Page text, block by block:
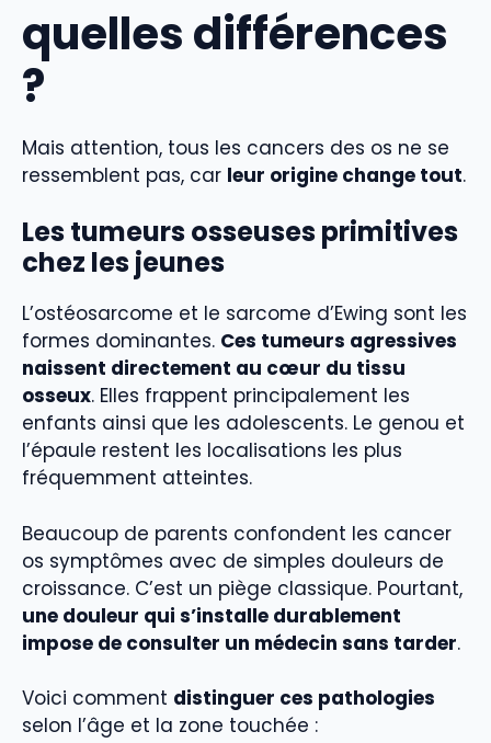
quelles différences
?
Mais attention, tous les cancers des os ne se
ressemblent pas, car leur origine change tout.
Les tumeurs osseuses primitives
chez les jeunes
L’ostéosarcome et le sarcome d’Ewing sont les
formes dominantes. Ces tumeurs agressives
naissent directement au cœur du tissu
osseux. Elles frappent principalement les
enfants ainsi que les adolescents. Le genou et
l’épaule restent les localisations les plus
fréquemment atteintes.
Beaucoup de parents confondent les cancer
os symptômes avec de simples douleurs de
croissance. C’est un piège classique. Pourtant,
une douleur qui s’installe durablement
impose de consulter un médecin sans tarder.
Voici comment distinguer ces pathologies
selon l’âge et la zone touchée :